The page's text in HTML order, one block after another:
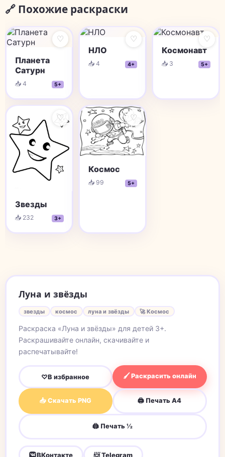
🔗 Похожие раскраски
♡
Планета
Сатурн
📥 4 5+
♡
НЛО
📥 4 4+
♡
Космонавт
📥 3 5+
♡
Звезды
📥 232 3+
♡
Космос
📥 99 5+
Луна и звёзды
звезды космос луна и звёзды 🚀 Космос
Раскраска «Луна и звёзды» для детей 3+.
Раскрашивайте онлайн, скачивайте и
распечатывайте!
♡В избранное 🖌 Раскрасить онлайн
📥 Скачать PNG 🖨 Печать A4
🖨 Печать ½
ВКонтакте 📨 Telegram